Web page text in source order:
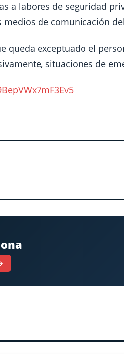
a labores de seguridad
de comunicación
queda exceptuado el
situaciones de